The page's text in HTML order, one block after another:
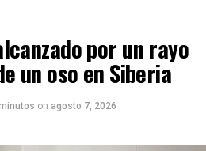
por un rayo
un oso en Siberia
on agosto 7, 2026